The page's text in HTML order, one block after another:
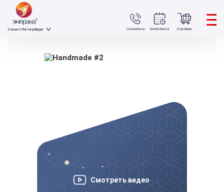
Связаться
Санкт-Петербург Записаться Корзина
Смотреть видео